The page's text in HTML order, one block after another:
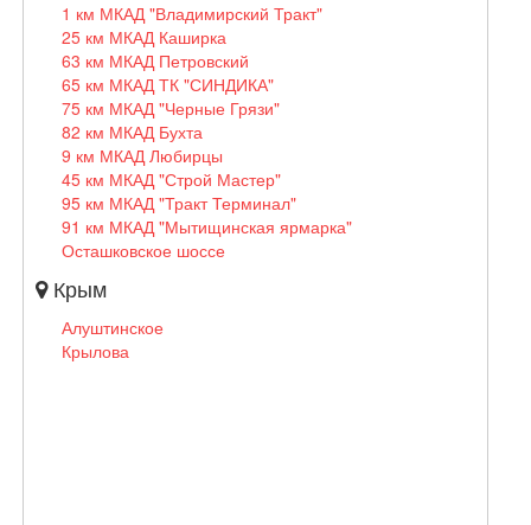
1 км МКАД "Владимирский Тракт"
25 км МКАД Каширка
63 км МКАД Петровский
65 км МКАД ТК "СИНДИКА"
75 км МКАД "Черные Грязи"
82 км МКАД Бухта
9 км МКАД Любирцы
45 км МКАД "Строй Мастер"
95 км МКАД "Тракт Терминал"
91 км МКАД "Мытищинская ярмарка"
Осташковское шоссе
Крым
Алуштинское
Крылова